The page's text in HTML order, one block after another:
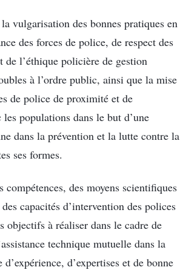
vulgarisation des bonnes pratiques en
des forces de police, de respect des
de l’éthique policière de gestion
à l’ordre public, ainsi que la mise
de police de proximité et de
populations dans le but d’une
dans la prévention et la lutte contre la
ses formes.
compétences, des moyens scientifiques
capacités d’intervention des polices
objectifs à réaliser dans le cadre de
technique mutuelle dans la
d’expertises et de bonne